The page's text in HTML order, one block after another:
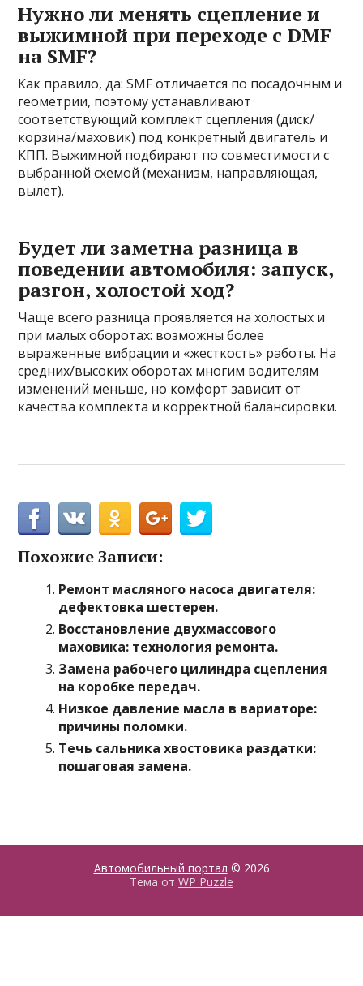
Нужно ли менять сцепление и
выжимной при переходе с DMF
на SMF?
Как правило, да: SMF отличается по посадочным и
геометрии, поэтому устанавливают
соответствующий комплект сцепления (диск/
корзина/маховик) под конкретный двигатель и
КПП. Выжимной подбирают по совместимости с
выбранной схемой (механизм, направляющая,
вылет).
Будет ли заметна разница в
поведении автомобиля: запуск,
разгон, холостой ход?
Чаще всего разница проявляется на холостых и
при малых оборотах: возможны более
выраженные вибрации и «жесткость» работы. На
средних/высоких оборотах многим водителям
изменений меньше, но комфорт зависит от
качества комплекта и корректной балансировки.
Похожие Записи:
Ремонт масляного насоса двигателя:
дефектовка шестерен.
Восстановление двухмассового
маховика: технология ремонта.
Замена рабочего цилиндра сцепления
на коробке передач.
Низкое давление масла в вариаторе:
причины поломки.
Течь сальника хвостовика раздатки:
пошаговая замена.
Автомобильный портал © 2026
Тема от WP Puzzle